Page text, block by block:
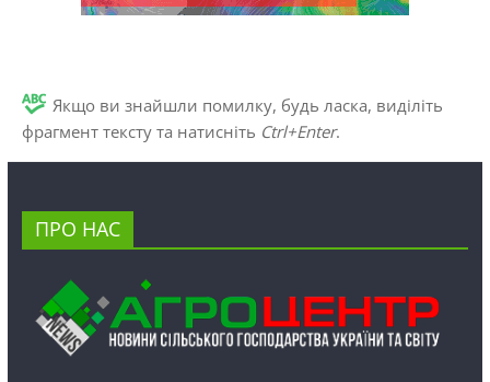
Якщо ви знайшли помилку, будь ласка, виділіть
фрагмент тексту та натисніть Ctrl+Enter.
ПРО НАС